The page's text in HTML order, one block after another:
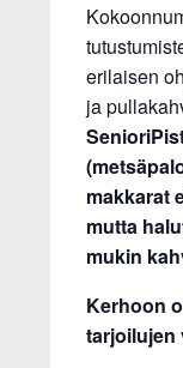
erilaisen
ja
makkarat
mutta
mukin
Kerhoon
tarjoilujen